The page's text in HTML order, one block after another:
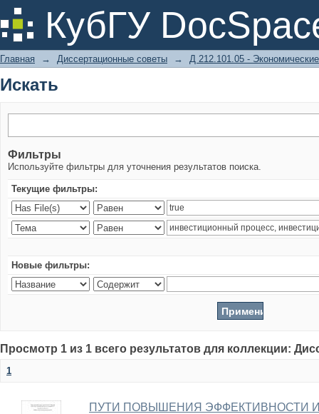
КубГУ
Искать
Главная → Диссертационные советы → Д 212.101.05 -
Искать
Фильтры
Используйте фильтры для уточнения результатов поиска.
Текущие фильтры:
Новые фильтры:
Просмотр 1 из 1 всего результатов для коллекции:
1
ПУТИ ПОВЫШЕНИЯ ЭФФЕКТИВНОСТИ